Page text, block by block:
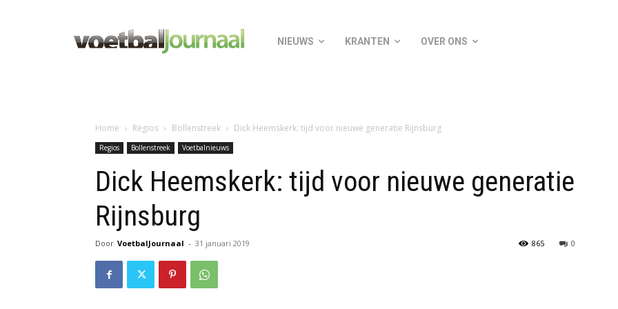
NIEUWS KRANTEN OVER ONS
Home Regios Bollenstreek Dick Heemskerk: tijd voor nieuwe generatie Rijnsburg
Regios Bollenstreek Voetbalnieuws
Dick Heemskerk: tijd voor nieuwe generatie
Rijnsburg
Door VoetbalJournaal - 31 januari 2019 0
865